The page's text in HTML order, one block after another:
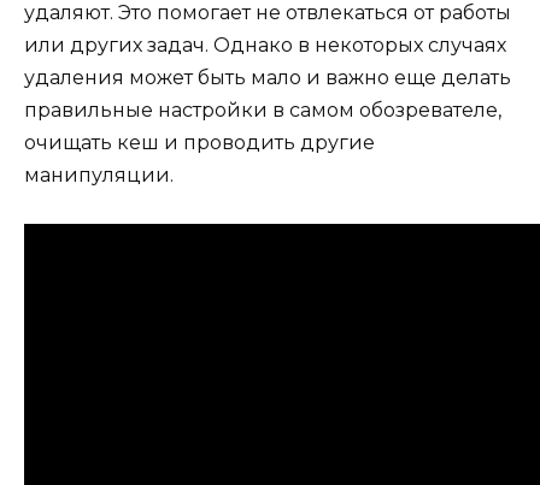
удаляют. Это помогает не отвлекаться от работы
или других задач. Однако в некоторых случаях
удаления может быть мало и важно еще делать
правильные настройки в самом обозревателе,
очищать кеш и проводить другие
манипуляции.